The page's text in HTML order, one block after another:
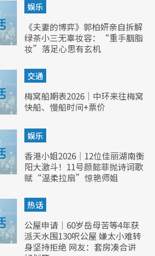
娱乐
《夫妻的博弈》郭柏妍亲自拆解
绿茶小三无辜妆容：“重手胭脂
妆”落足心思有玄机
交通
梅窝船期表2026｜中环来往梅窝
快船、慢船时间+票价
娱乐
香港小姐2026｜12位佳丽湖南衡
阳大激斗！11号颜懿菲抛诗词歌
赋“温柔拉扇”惊艳师姐
热话
公屋申请｜60岁岳母苦等4年获
派天水围130呎公屋 嫌太小难转
身坚持拒绝 网友：套房凑合讲